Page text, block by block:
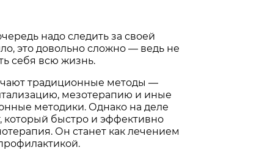
надо следить за своей
это довольно сложно — ведь не
себя всю жизнь.
традиционные методы —
мезотерапию и иные
методики. Однако на деле
который быстро и эффективно
Он станет как лечением